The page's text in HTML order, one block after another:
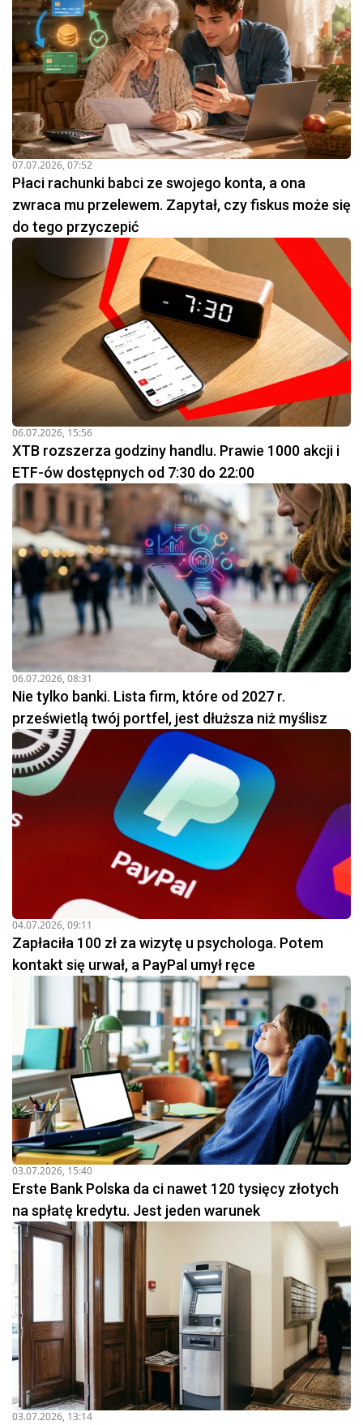
07.07.2026, 07:52
Płaci rachunki babci ze swojego konta, a ona
zwraca mu przelewem. Zapytał, czy fiskus może się
do tego przyczepić
06.07.2026, 15:56
XTB rozszerza godziny handlu. Prawie 1000 akcji i
ETF-ów dostępnych od 7:30 do 22:00
06.07.2026, 08:31
Nie tylko banki. Lista firm, które od 2027 r.
prześwietlą twój portfel, jest dłuższa niż myślisz
04.07.2026, 09:11
Zapłaciła 100 zł za wizytę u psychologa. Potem
kontakt się urwał, a PayPal umył ręce
03.07.2026, 15:40
Erste Bank Polska da ci nawet 120 tysięcy złotych
na spłatę kredytu. Jest jeden warunek
03.07.2026, 13:14